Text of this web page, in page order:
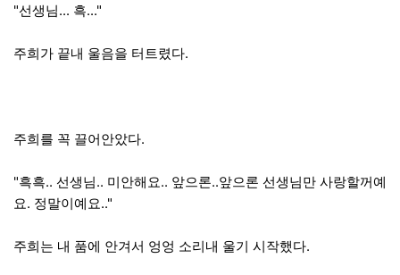
"선생님... 흑..."
주희가 끝내 울음을 터트렸다.
주희를 꼭 끌어안았다.
"흑흑.. 선생님.. 미안해요.. 앞으론..앞으론 선생님만 사랑할꺼예
요. 정말이예요.."
주희는 내 품에 안겨서 엉엉 소리내 울기 시작했다.